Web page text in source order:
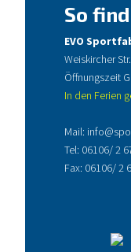
So
EVO
Weiskircher
Öffnungszeit
In den Ferien
Mail:
Tel: 06106/ 2
Fax: 06106/ 2